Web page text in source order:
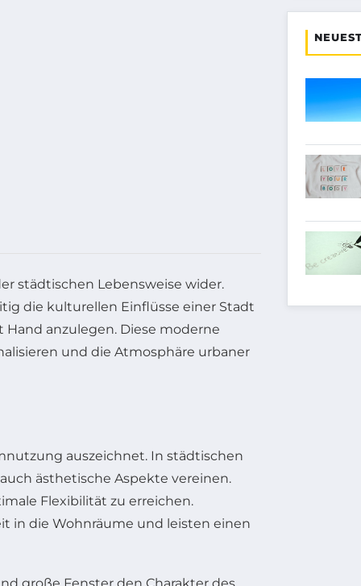
städtischen Lebensweise wider.
die kulturellen Einflüsse einer Stadt
anzulegen. Diese moderne
und die Atmosphäre urbaner
auszeichnet. In städtischen
ästhetische Aspekte vereinen.
Flexibilität zu erreichen.
in die Wohnräume und leisten einen